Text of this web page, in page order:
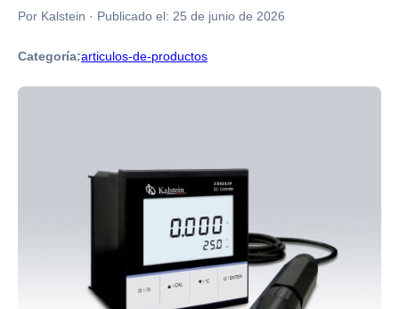
Por Kalstein · Publicado el: 25 de junio de 2026
Categoría:articulos-de-productos